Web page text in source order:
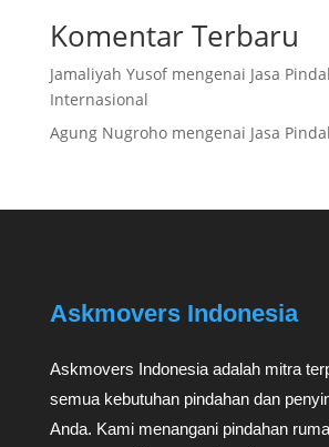
Komentar Terbaru
Jamaliyah Yusofmengenai Jasa
Internasional
Agung Nugrohomengenai Jasa
Askmovers Indonesia
Askmovers Indonesia adalah mitra
semua kebutuhan pindahan dan
Anda. Kami menangani pindahan